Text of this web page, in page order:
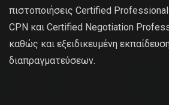
πιστοποιήσεις Certified
CPN και Certified Negotiation
καθώς και εξειδικευμένη
διαπραγματεύσεων.